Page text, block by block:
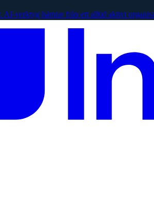
AI-verktyg hämtar från ett alltid aktivt